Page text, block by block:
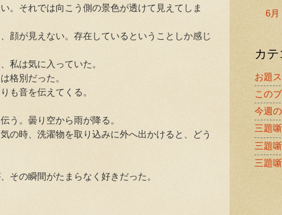
。それでは向こう側の景色が透けて見えてしま
顔が見えない。存在しているということしか感じ
私は気に入っていた。
格別だった。
も音を伝えてくる。
う。曇り空から雨が降る。
の時、洗濯物を取り込みに外へ出かけると、どう
その瞬間がたまらなく好きだった。
6月
カ
お題
この
今週
三題噺
三題
三題